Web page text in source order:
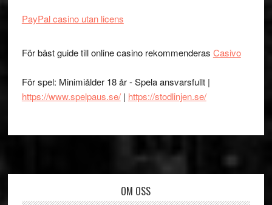
PayPal casino utan licens
För bäst guide till online casino rekommenderas Casivo
För spel: Minimiålder 18 år - Spela ansvarsfullt |
https://www.spelpaus.se/| https://stodlinjen.se/
OM OSS